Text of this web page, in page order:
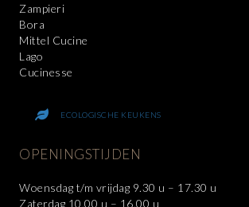
Zampieri
Bora
Mittel Cucine
Lago
Cucinesse
ECOLOGISCHE KEUKENS
OPENINGSTIJDEN
Woensdag t/m vrijdag 9.30 u – 17.30 u
Zaterdag 10.00 u – 16.00 u